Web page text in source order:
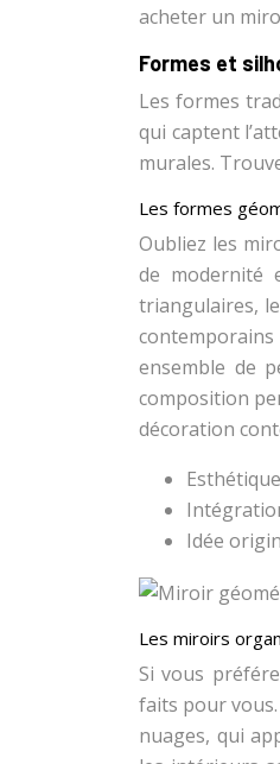
acheter un
Formes et
Les formes
qui captent
murales.
Les formes
Oubliez les
de modernité
triangulaires,
ensemble de
composition
décoration
Idée
Les miroirs
Si vous
faits pour
nuages, qui